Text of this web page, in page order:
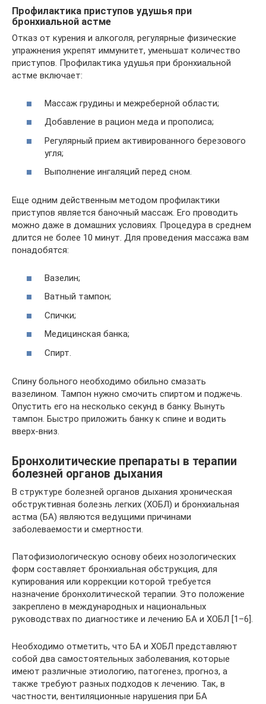
Профилактика приступов удушья при
бронхиальной астме
Отказ от курения и алкоголя, регулярные физические
упражнения укрепят иммунитет, уменьшат количество
приступов. Профилактика удушья при бронхиальной
астме включает:
Массаж грудины и межреберной области;
Добавление в рацион меда и прополиса;
Регулярный прием активированного березового
угля;
Выполнение ингаляций перед сном.
Еще одним действенным методом профилактики
приступов является баночный массаж. Его проводить
можно даже в домашних условиях. Процедура в среднем
длится не более 10 минут. Для проведения массажа вам
понадобятся:
Вазелин;
Ватный тампон;
Спички;
Медицинская банка;
Спирт.
Спину больного необходимо обильно смазать
вазелином. Тампон нужно смочить спиртом и поджечь.
Опустить его на несколько секунд в банку. Вынуть
тампон. Быстро приложить банку к спине и водить
вверх-вниз.
Бронхолитические препараты в терапии
болезней органов дыхания
В структуре болезней органов дыхания хроническая
обструктивная болезнь легких (ХОБЛ) и бронхиальная
астма (БА) являются ведущими причинами
заболеваемости и смертности.
Патофизиологическую основу обеих нозологических
форм составляет бронхиальная обструкция, для
купирования или коррекции которой требуется
назначение бронхолитической терапии. Это положение
закреплено в международных и национальных
руководствах по диагностике и лечению БА и ХОБЛ [1–6].
Необходимо отметить, что БА и ХОБЛ представляют
собой два самостоятельных заболевания, которые
имеют различные этиологию, патогенез, прогноз, а
также требуют разных подходов к лечению. Так, в
частности, вентиляционные нарушения при БА